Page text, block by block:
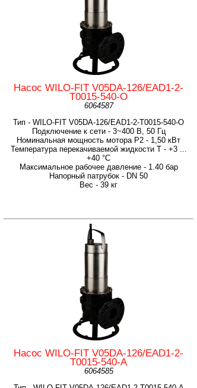
Насос WILO-FIT V05DA-126/EAD1-2-
T0015-540-O
6064587
Тип - WILO-FIT V05DA-126/EAD1-2-T0015-540-O
Подключение к сети - 3~400 В, 50 Гц
Номинальная мощность мотора P2 - 1,50 кВт
Температура перекачиваемой жидкости T - +3 ...
+40 °C
Максимальное рабочее давление - 1.40 бар
Напорный патрубок - DN 50
Вес - 39 кг
Насос WILO-FIT V05DA-126/EAD1-2-
T0015-540-A
6064585